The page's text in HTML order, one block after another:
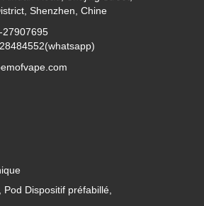
Shenzhen, Chine
27907695
Dispositif préfabillé,